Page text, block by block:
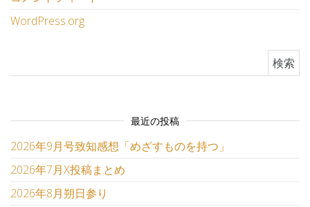
WordPress.org
最近の投稿
2026年9月号致知感想「めざすものを持つ」
2026年7月X投稿まとめ
2026年8月朔日参り